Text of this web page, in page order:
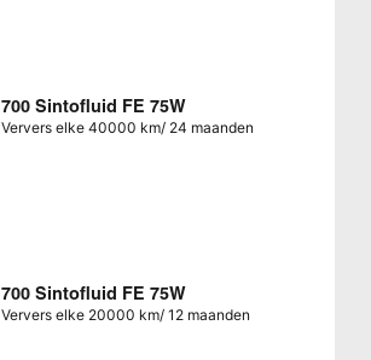
700 Sintofluid FE 75W
Ververs elke 40000 km/ 24 maanden
700 Sintofluid FE 75W
Ververs elke 20000 km/ 12 maanden